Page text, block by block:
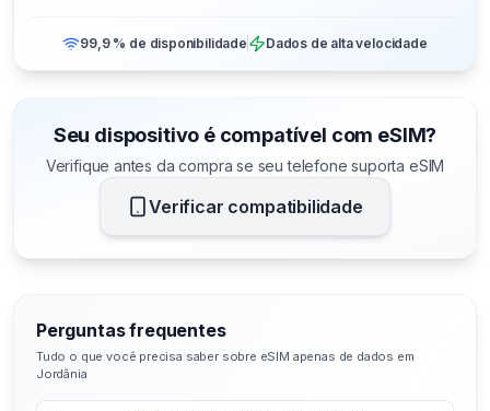
99,9 % de disponibilidade Dados de alta velocidade
Seu dispositivo é compatível com eSIM?
Verifique antes da compra se seu telefone suporta eSIM
Verificar compatibilidade
Perguntas frequentes
Tudo o que você precisa saber sobre eSIM apenas de dados em
Jordânia